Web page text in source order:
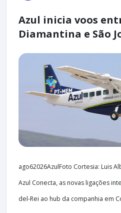
Azul inicia voos
Diamantina e São
ago62026AzulFoto Cortesia: Luis
Azul Conecta, as novas ligações
del-Rei ao hub da companhia em